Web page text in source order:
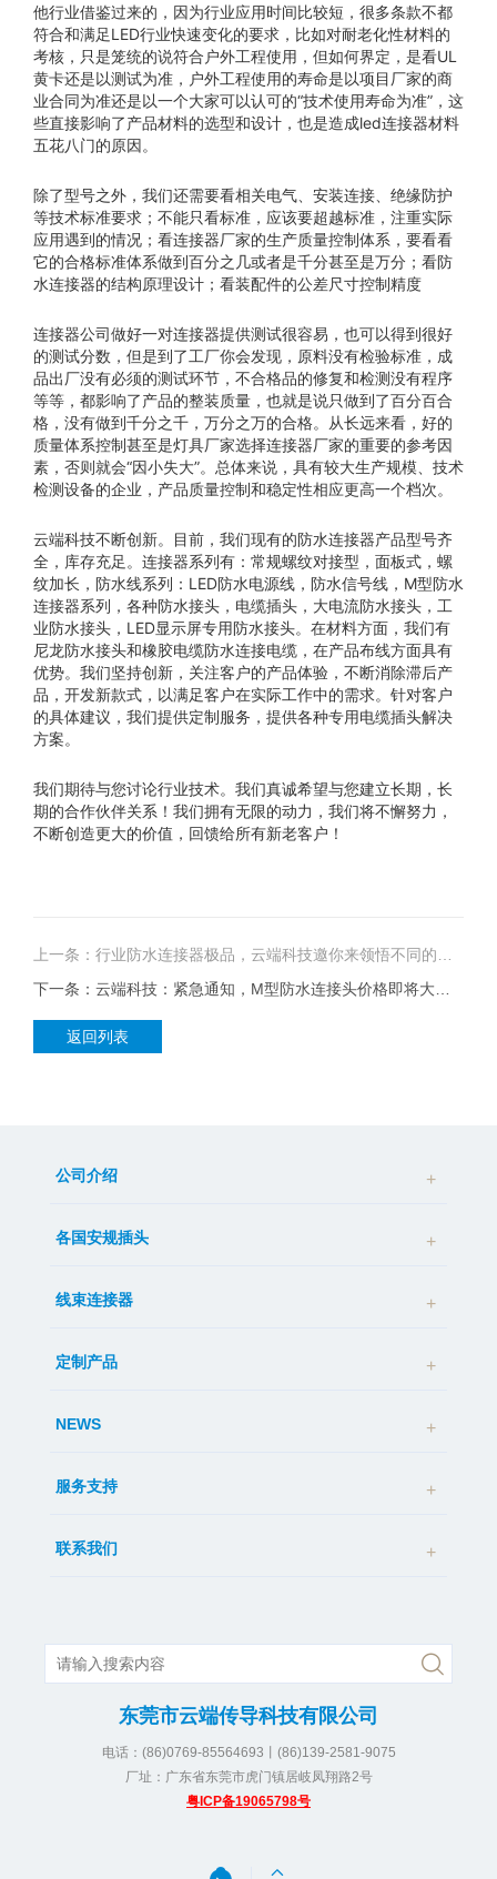
他行业借鉴过来的，因为行业应用时间比较短，很多条款不都
符合和满足LED行业快速变化的要求，比如对耐老化性材料的
考核，只是笼统的说符合户外工程使用，但如何界定，是看UL
黄卡还是以测试为准，户外工程使用的寿命是以项目厂家的商
业合同为准还是以一个大家可以认可的“技术使用寿命为准”，这
些直接影响了产品材料的选型和设计，也是造成led连接器材料
五花八门的原因。
除了型号之外，我们还需要看相关电气、安装连接、绝缘防护
等技术标准要求；不能只看标准，应该要超越标准，注重实际
应用遇到的情况；看连接器厂家的生产质量控制体系，要看看
它的合格标准体系做到百分之几或者是千分甚至是万分；看防
水连接器的结构原理设计；看装配件的公差尺寸控制精度
连接器公司做好一对连接器提供测试很容易，也可以得到很好
的测试分数，但是到了工厂你会发现，原料没有检验标准，成
品出厂没有必须的测试环节，不合格品的修复和检测没有程序
等等，都影响了产品的整装质量，也就是说只做到了百分百合
格，没有做到千分之千，万分之万的合格。从长远来看，好的
质量体系控制甚至是灯具厂家选择连接器厂家的重要的参考因
素，否则就会“因小失大”。总体来说，具有较大生产规模、技术
检测设备的企业，产品质量控制和稳定性相应更高一个档次。
云端科技不断创新。目前，我们现有的防水连接器产品型号齐
全，库存充足。连接器系列有：常规螺纹对接型，面板式，螺
纹加长，防水线系列：LED防水电源线，防水信号线，M型防水
连接器系列，各种防水接头，电缆插头，大电流防水接头，工
业防水接头，LED显示屏专用防水接头。在材料方面，我们有
尼龙防水接头和橡胶电缆防水连接电缆，在产品布线方面具有
优势。我们坚持创新，关注客户的产品体验，不断消除滞后产
品，开发新款式，以满足客户在实际工作中的需求。针对客户
的具体建议，我们提供定制服务，提供各种专用电缆插头解决
方案。
我们期待与您讨论行业技术。我们真诚希望与您建立长期，长
期的合作伙伴关系！我们拥有无限的动力，我们将不懈努力，
不断创造更大的价值，回馈给所有新老客户！
返回列表
公司介绍
各国安规插头
线束连接器
定制产品
NEWS
服务支持
联系我们
东莞市云端传导科技有限公司
电话：(86)0769-85564693丨(86)139-2581-9075
厂址：广东省东莞市虎门镇居岐凤翔路2号
粤ICP备19065798号